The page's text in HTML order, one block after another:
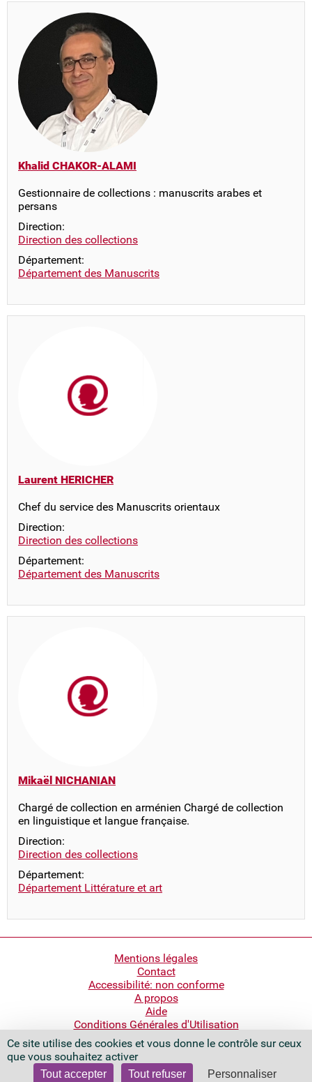
Ce site utilise des cookies et vous donne le contrôle sur ceux
que vous souhaitez activer
Tout accepter Tout refuser Personnaliser
Khalid CHAKOR-ALAMI
Gestionnaire de collections : manuscrits arabes et
persans
Direction:
Direction des collections
Département:
Département des Manuscrits
Laurent HERICHER
Chef du service des Manuscrits orientaux
Direction:
Direction des collections
Département:
Département des Manuscrits
Mikaël NICHANIAN
Chargé de collection en arménien Chargé de collection
en linguistique et langue française.
Direction:
Direction des collections
Département:
Département Littérature et art
Mentions légales
Contact
Accessibilité: non conforme
A propos
Aide
Conditions Générales d'Utilisation
Bibliothèque nationale de France
Quai François Mauriac
75706 Paris Cedex 13 - France